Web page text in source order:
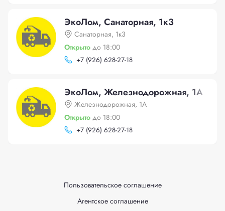
ЭкоЛом, Санаторная, 1к3
Санаторная, 1к3
Открыто до 18:00
+7 (926) 628-27-18
ЭкоЛом, Железнодорожная, 1А
Железнодорожная, 1А
Открыто до 18:00
+7 (926) 628-27-18
Пользовательское соглашение
Агентское соглашение